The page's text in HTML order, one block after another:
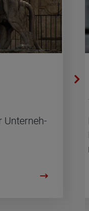
Un­ter­neh­